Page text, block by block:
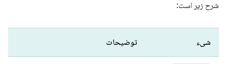
شرح زیر است:
شیء توضیحات